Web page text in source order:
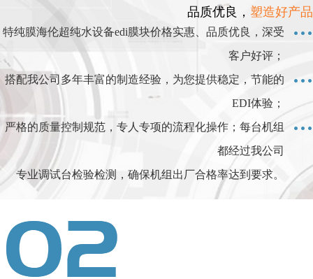
品质优良， 塑造好产品
特纯膜海伦超纯水设备edi膜块价格实惠、品质优良，深受
客户好评；
搭配我公司多年丰富的制造经验，为您提供稳定，节能的
EDI体验；
严格的质量控制规范，专人专项的流程化操作；每台机组
都经过我公司
专业调试台检验检测，确保机组出厂合格率达到要求。